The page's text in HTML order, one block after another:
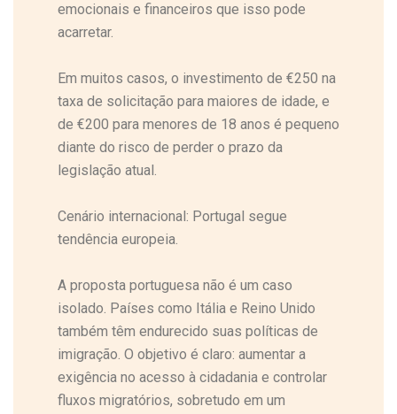
emocionais e financeiros que isso pode
acarretar.
Em muitos casos, o investimento de €250 na
taxa de solicitação para maiores de idade, e
de €200 para menores de 18 anos é pequeno
diante do risco de perder o prazo da
legislação atual.
Cenário internacional: Portugal segue
tendência europeia.
A proposta portuguesa não é um caso
isolado. Países como Itália e Reino Unido
também têm endurecido suas políticas de
imigração. O objetivo é claro: aumentar a
exigência no acesso à cidadania e controlar
fluxos migratórios, sobretudo em um